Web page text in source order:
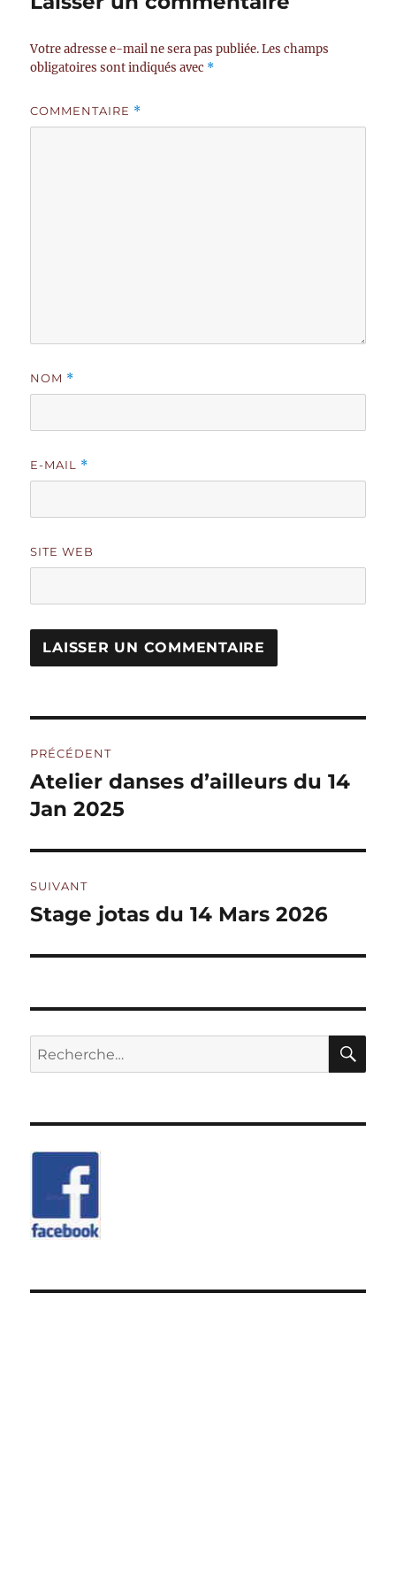
Votre adresse e-mail ne sera pas publiée. Les champs
obligatoires sont indiqués avec *
COMMENTAIRE *
NOM *
E-MAIL *
SITE WEB
de
l’article
PRÉCÉDENT
Publication
précédente :
Atelier danses d’ailleurs du 14
Jan 2025
SUIVANT
Publication
Stage jotas du 14 Mars 2026
Recherche
pour :